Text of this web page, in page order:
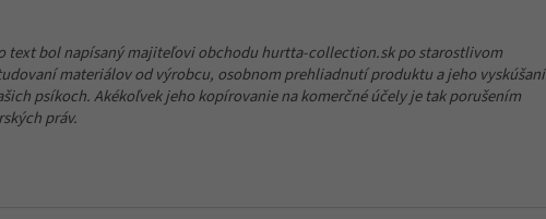
text bol napísaný majiteľovi obchodu hurtta-collection.sk po starostlivom
materiálov od výrobcu, osobnom prehliadnutí produktu a jeho vyskúšaní
psíkoch. Akékoľvek jeho kopírovanie na komerčné účely je tak porušením
práv.